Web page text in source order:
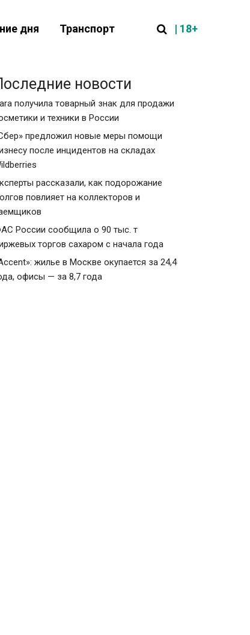
дня Транспорт | 18+
новости
получила товарный знак для продажи
и техники в России
предложил новые меры помощи
после инцидентов на складах
рассказали, как подорожание
повлияет на коллекторов и
России сообщила о 90 тыс. т
торгов сахаром с начала года
жилье в Москве окупается за 24,4
офисы — за 8,7 года